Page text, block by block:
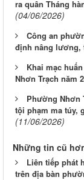
ra quân Tháng
(04/06/2026)
Công an
định nâng lương,
Khai mạc
Nhơn Trạch năm
Phường Nhơn
tội phạm ma túy,
(11/06/2026)
Những tin cũ
Liên tiếp phát
trên địa bàn